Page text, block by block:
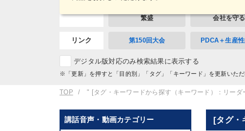
繁盛 会社を守る
リンク 第150回大会 PDCA＋生産
デジタル版対応のみ検索結果に表示する
※「更新」を押すと「目的別」「タグ」「キーワード」を更新いただ
TOP " [タグ・キーワードから探す（キーワード）：リー
講話音声・動画カテゴリー [タグ・